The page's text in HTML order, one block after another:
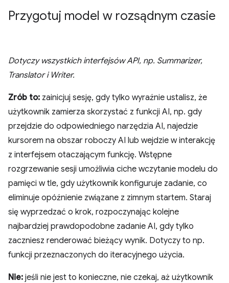
Przygotuj model w rozsądnym czasie
Dotyczy wszystkich interfejsów API, np. Summarizer,
Translator i Writer.
Zrób to: zainicjuj sesję, gdy tylko wyraźnie ustalisz, że
użytkownik zamierza skorzystać z funkcji AI, np. gdy
przejdzie do odpowiedniego narzędzia AI, najedzie
kursorem na obszar roboczy AI lub wejdzie w interakcję
z interfejsem otaczającym funkcję. Wstępne
rozgrzewanie sesji umożliwia ciche wczytanie modelu do
pamięci w tle, gdy użytkownik konfiguruje zadanie, co
eliminuje opóźnienie związane z zimnym startem. Staraj
się wyprzedzać o krok, rozpoczynając kolejne
najbardziej prawdopodobne zadanie AI, gdy tylko
zaczniesz renderować bieżący wynik. Dotyczy to np.
funkcji przeznaczonych do iteracyjnego użycia.
Nie: jeśli nie jest to konieczne, nie czekaj, aż użytkownik